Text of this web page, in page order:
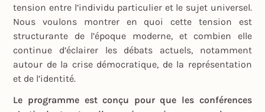
tension entre l’individu particulier et le sujet universel.
Nous voulons montrer en quoi cette tension est
structurante de l’époque moderne, et combien elle
continue d’éclairer les débats actuels, notamment
autour de la crise démocratique, de la représentation
et de l’identité.
Le programme est conçu pour que les conférences